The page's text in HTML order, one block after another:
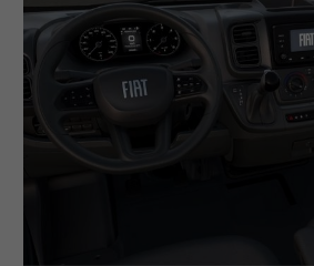
l'utilisation des fonctionnalités
conduite. La navigation est
CarPlay™ /
Android Auto™ et elle comprend
et
les commandes au volant.